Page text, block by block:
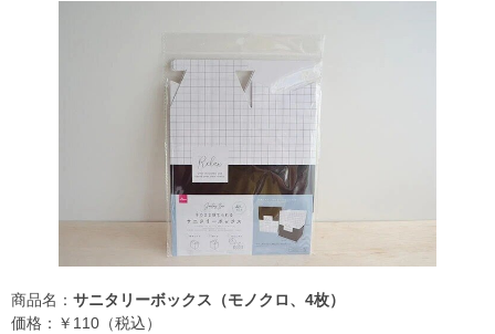
商品名： サニタリーボックス（モノクロ、4枚）
価格：￥110（税込）